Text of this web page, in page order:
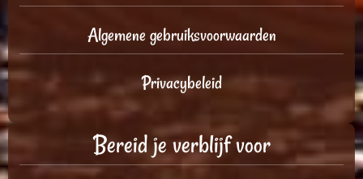
Algemene gebruiksvoorwaarden
Privacybeleid
Bereid je verblijf voor